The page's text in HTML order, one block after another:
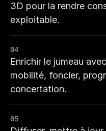
3D pour la rendre
exploitable.
04
Enrichir le jumeau
mobilité, foncier,
concertation.
05